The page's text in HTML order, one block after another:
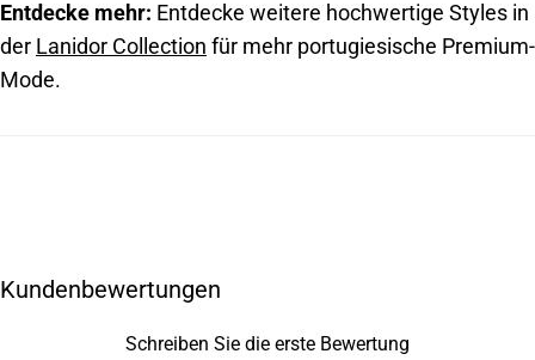
Entdecke mehr: Entdecke weitere hochwertige Styles in
der Lanidor Collection für mehr portugiesische Premium-
Mode.
Kundenbewertungen
Schreiben Sie die erste Bewertung